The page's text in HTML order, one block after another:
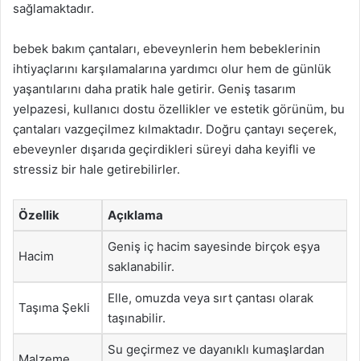
sağlamaktadır.
bebek bakım çantaları, ebeveynlerin hem bebeklerinin
ihtiyaçlarını karşılamalarına yardımcı olur hem de günlük
yaşantılarını daha pratik hale getirir. Geniş tasarım
yelpazesi, kullanıcı dostu özellikler ve estetik görünüm, bu
çantaları vazgeçilmez kılmaktadır. Doğru çantayı seçerek,
ebeveynler dışarıda geçirdikleri süreyi daha keyifli ve
stressiz bir hale getirebilirler.
Özellik Açıklama
Hacim
Geniş iç hacim sayesinde birçok eşya
saklanabilir.
Taşıma Şekli
Elle, omuzda veya sırt çantası olarak
taşınabilir.
Su geçirmez ve dayanıklı kumaşlardan